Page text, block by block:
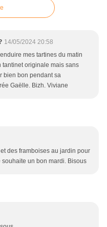
14/05/2024 20:58
mes tartines du matin
tantinet originale mais sans
bien bon pendant sa
Gaëlle. Bizh. Viviane
des framboises au jardin pour
souhaite un bon mardi. Bisous